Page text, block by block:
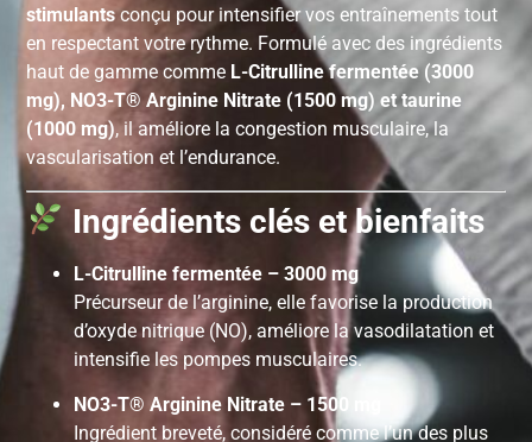
stimulantsconçu pour intensifier vos entraînements tout
en respectant votre rythme. Formulé avec des ingrédients
haut de gamme comme L-Citrulline fermentée (3000
mg), NO3-T® Arginine Nitrate (1500 mg) et taurine
(1000 mg), il améliore la congestion musculaire, la
vascularisation et l’endurance.
Ingrédients clés et bienfaits
L-Citrulline fermentée – 3000 mg
Précurseur de l’arginine, elle favorise la production
d’oxyde nitrique (NO), améliore la vasodilatation et
intensifie les pompes musculaires.
NO3-T® Arginine Nitrate – 1500 mg
Ingrédient breveté, considéré comme l’un des plus